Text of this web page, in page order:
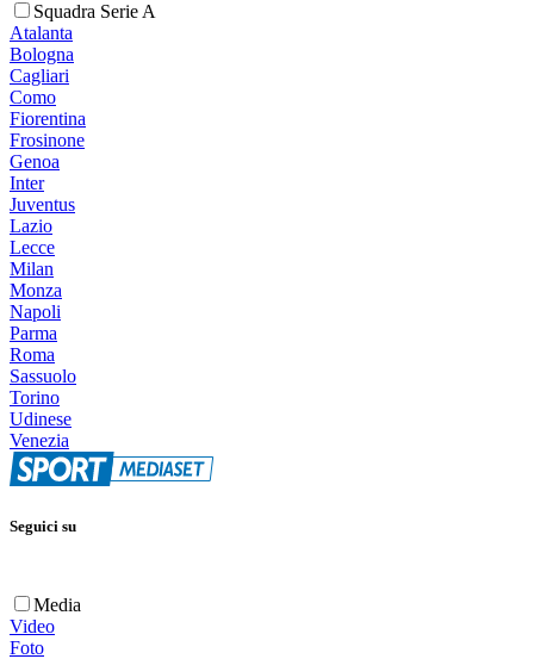
Squadra Serie A
Atalanta
Bologna
Cagliari
Como
Fiorentina
Frosinone
Genoa
Inter
Juventus
Lazio
Lecce
Milan
Monza
Napoli
Parma
Roma
Sassuolo
Torino
Udinese
Venezia
Seguici su
Media
Video
Foto